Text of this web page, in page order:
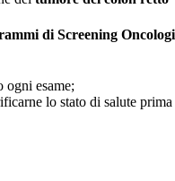
di Screening
ogni esame;
lo stato di salute